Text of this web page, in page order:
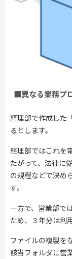
■異なる業務プ
経理部で作成した
るとします。
経理部ではこれを
たがって、法律に
の規程などで決め
す。
一方で、営業部で
ため、３年分は利
ファイルの複製を
該当フォルダに営